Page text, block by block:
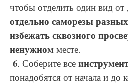
чтобы отделить один вид от
отдельно саморезы
избежать сквозного
ненужном месте.
6. Соберите все
понадобятся от начала и до